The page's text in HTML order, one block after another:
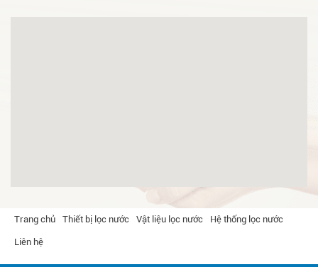
Trang chủ Thiết bị lọc nước Vật liệu lọc nước Hệ thống lọc nước
Liên hệ